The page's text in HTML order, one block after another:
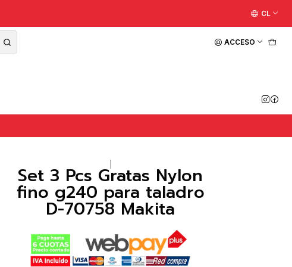
ACCESO
CL
Set 3 Pcs Gratas Nylon
fino g240 para taladro
D-70758 Makita